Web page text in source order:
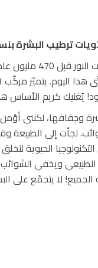
ترطيب البشرة
كانت الطحالب من
يُغنيك كريم الأساس
وجفافها، لكنني أؤمن
لجأت إلى
الحيوية
ويخفي
لا يتجمّع على